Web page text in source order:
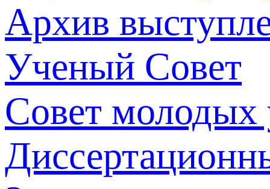
Архив
Ученый Совет
Совет молодых